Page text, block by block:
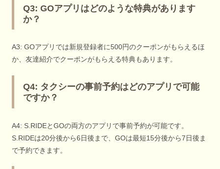
Q3: GOアプリはどのような特典があります
か？
A3: GOアプリでは新規登録者に500円のクーポンがもらえるほ
か、友達紹介でクーポンがもらえる特典もあります。
Q4: タクシーの事前予約はどのアプリで可能
ですか？
A4: S.RIDEとGOの両方のアプリで事前予約が可能です。
S.RIDEは20分後から6日後まで、GOは最短15分後から7日後ま
で予約できます。